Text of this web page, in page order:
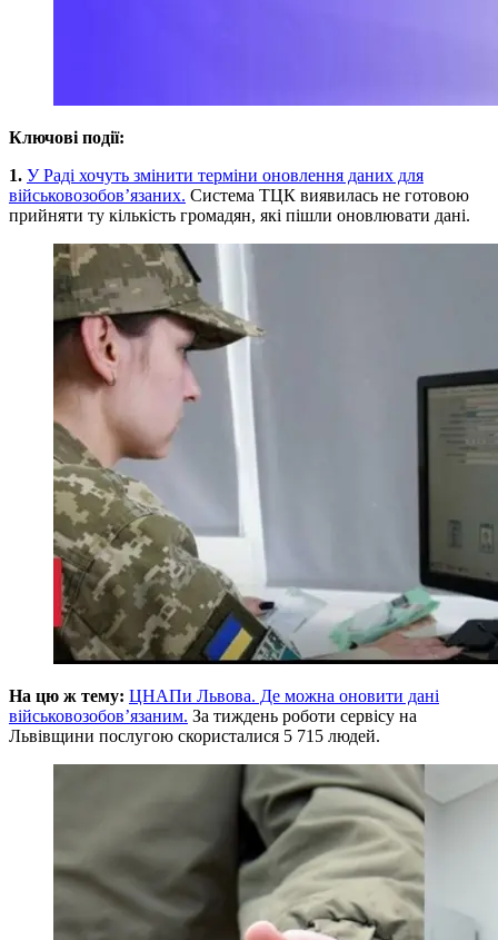
Ключові події:
1. У Раді хочуть змінити терміни оновлення даних для
військовозобов’язаних. Система ТЦК виявилась не готовою
прийняти ту кількість громадян, які пішли оновлювати дані.
На цю ж тему: ЦНАПи Львова. Де можна оновити дані
військовозобов’язаним. За тиждень роботи сервісу на
Львівщини послугою скористалися 5 715 людей.